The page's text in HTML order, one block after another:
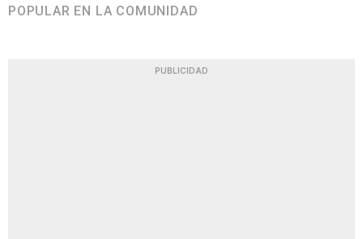
POPULAR EN LA COMUNIDAD
PUBLICIDAD